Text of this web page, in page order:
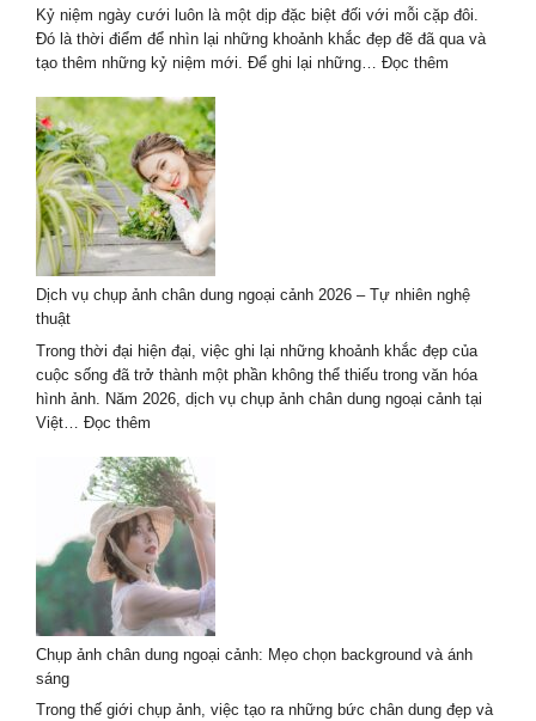
Mới
Nhất
Kỷ niệm ngày cưới luôn là một dịp đặc biệt đối với mỗi cặp đôi.
Đó là thời điểm để nhìn lại những khoảnh khắc đẹp đẽ đã qua và
tạo thêm những kỷ niệm mới. Để ghi lại những… Đọc thêm
Hà
đẹp
&
uy
Dịch vụ chụp ảnh chân dung ngoại cảnh 2026 – Tự nhiên nghệ
thuật
Trong thời đại hiện đại, việc ghi lại những khoảnh khắc đẹp của
cuộc sống đã trở thành một phần không thể thiếu trong văn hóa
hình ảnh. Năm 2026, dịch vụ chụp ảnh chân dung ngoại cảnh tại
Việt… Đọc thêm
vụ
chụp
ảnh
chân
dung
ngoại
cảnh
2026
–
nhiên
Chụp ảnh chân dung ngoại cảnh: Mẹo chọn background và ánh
sáng
Trong thế giới chụp ảnh, việc tạo ra những bức chân dung đẹp và